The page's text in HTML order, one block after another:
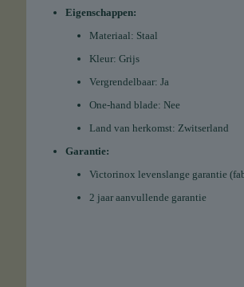
Eigenschappen:
Materiaal: Staal
Kleur: Grijs
Vergrendelbaar: Ja
One-hand blade: Nee
Land van herkomst: Zwitserland
Garantie:
Victorinox levenslange garantie
2 jaar aanvullende garantie